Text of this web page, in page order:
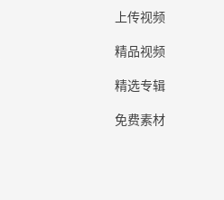
上传视频
精品视频
精选专辑
免费素材